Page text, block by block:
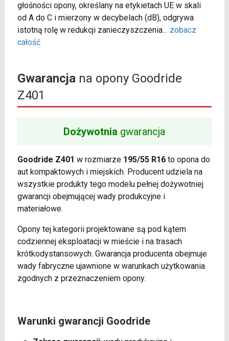
głośności opony, określany na etykietach UE w skali
od A do C i mierzony w decybelach (dB), odgrywa
istotną rolę w redukcji zanieczyszczenia... zobacz
całość
Gwarancjana opony Goodride
Z401
Dożywotnia gwarancja
Goodride Z401 w rozmiarze 195/55 R16to opona do
aut kompaktowych i miejskich. Producent udziela na
wszystkie produkty tego modelu pełnej dożywotniej
gwarancji obejmującej wady produkcyjne i
materiałowe.
Opony tej kategorii projektowane są pod kątem
codziennej eksploatacji w mieście i na trasach
krótkodystansowych. Gwarancja producenta obejmuje
wady fabryczne ujawnione w warunkach użytkowania
zgodnych z przeznaczeniem opony.
Warunki gwarancji Goodride